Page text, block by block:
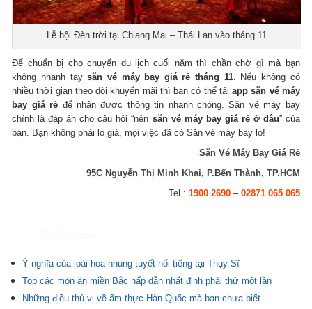
Lễ hội Đèn trời tại Chiang Mai – Thái Lan vào tháng 11
Để chuẩn bị cho chuyến du lịch cuối năm thì chần chờ gì mà bạn
không nhanh taysăn vé máy bay giá rẻ tháng 11. Nếu không có
nhiều thời gian theo dõi khuyến mãi thì bạn có thể tảiapp săn vé máy
bay giá rẻ để nhận được thông tin nhanh chóng. Săn vé máy bay
chính là đáp án cho câu hỏi “nên săn vé máy bay giá rẻ ở đâu” của
bạn. Bạn không phải lo giá, mọi việc đã có Săn vé máy bay lo!
Săn Vé Máy Bay Giá Rẻ
95C Nguyễn Thị Minh Khai, P.Bến Thành, TP.HCM
Tel : 1900 2690– 02871 065 065
Ý nghĩa của loài hoa nhung tuyết nổi tiếng tại Thụy Sĩ
Top các món ăn miền Bắc hấp dẫn nhất định phải thử một lần
Những điều thú vị về ẩm thực Hàn Quốc mà bạn chưa biết